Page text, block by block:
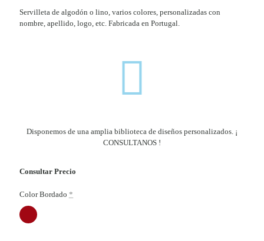
Servilleta de algodón o lino, varios colores, personalizadas con
nombre, apellido, logo, etc. Fabricada en Portugal.
Disponemos de una amplia biblioteca de diseños personalizados. ¡
CONSULTANOS !
Consultar Precio
Color Bordado *